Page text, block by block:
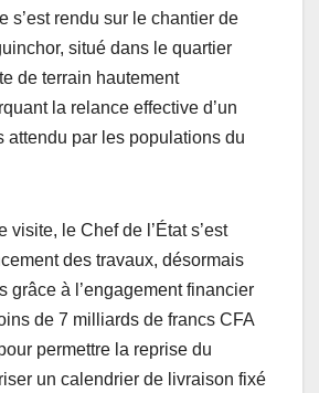
s’est rendu sur le chantier de
situé dans le quartier
de terrain hautement
la relance effective d’un
attendu par les populations du
visite, le Chef de l’État s’est
des travaux, désormais
grâce à l’engagement financier
de 7 milliards de francs CFA
permettre la reprise du
un calendrier de livraison fixé